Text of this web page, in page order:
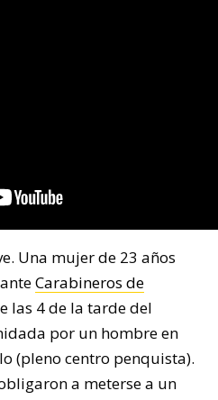
Una mujer de 23 años
Carabineros de
las 4 de la tarde del
por un hombre en
(pleno centro penquista).
a meterse a un